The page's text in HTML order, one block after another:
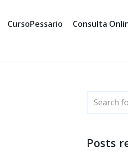
CursoPessario
Consulta
Posts